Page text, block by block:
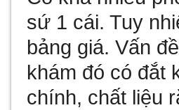
sứ 1 cái. Tuy
bảng giá. Vấn
khám đó có đắt
chính, chất liệu